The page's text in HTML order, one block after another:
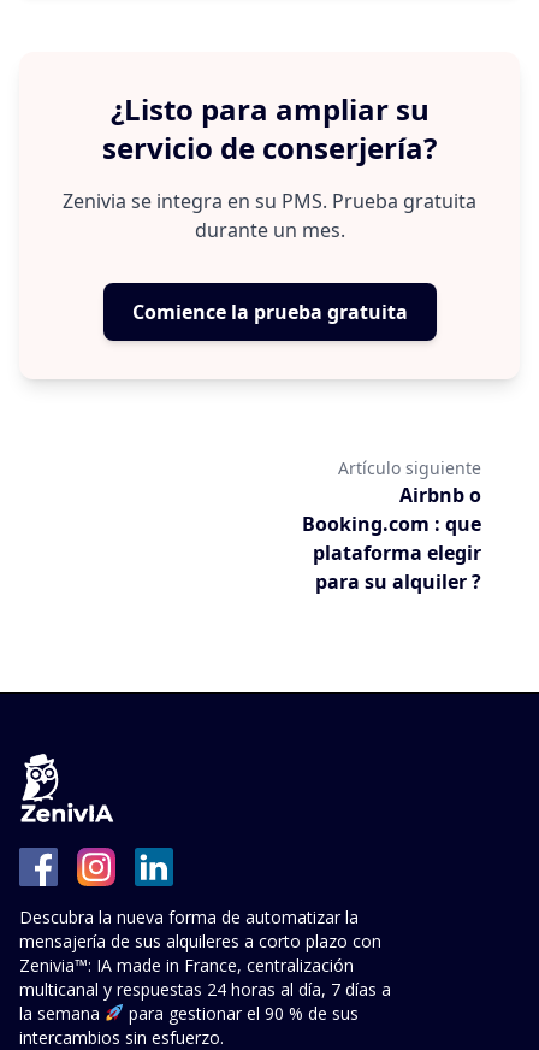
valoraciones/opiniones, coste
operativo por estancia.
¿Listo para ampliar su
servicio de conserjería?
Zenivia se integra en su PMS. Prueba gratuita
durante un mes.
Comience la prueba gratuita
Artículo siguiente
Airbnb o
Booking.com : que
plataforma elegir
para su alquiler ?
Descubra la nueva forma de automatizar la
mensajería de sus alquileres a corto plazo con
Zenivia™: IA made in France, centralización
multicanal y respuestas 24 horas al día, 7 días a
la semana
para gestionar el 90 % de sus
intercambios sin esfuerzo.